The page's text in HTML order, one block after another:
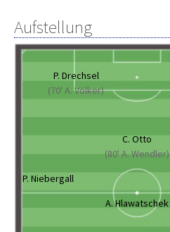
Aufstellung
P. Drechsel
(70' A. Völker)
C. Otto
(80' A. Wendler)
P. Niebergall
A. Hlawatschek